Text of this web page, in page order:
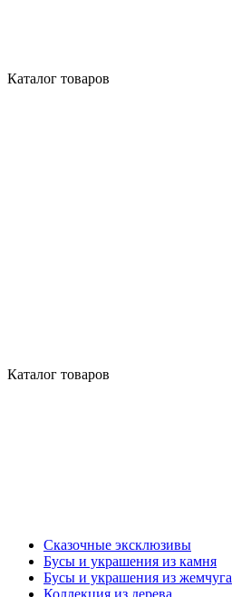
Каталог товаров
Каталог товаров
Сказочные эксклюзивы
Бусы и украшения из камня
Бусы и украшения из жемчуга
Коллекция из дерева